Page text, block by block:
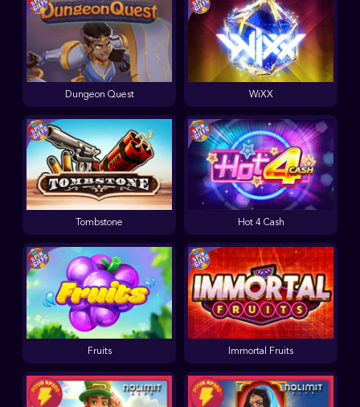
Immortal Fruits
Dungeon Quest WiXX
Fruits
Hot 4 Cash
Tombstone